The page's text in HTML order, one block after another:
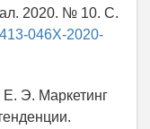
2020. № 10. С.
046X-2020-
Э. Маркетинг